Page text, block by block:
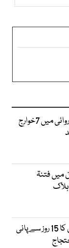
ہنگو؛ سیکیورٹی فورسز کی کارروائی میں 7خوارج
بلوچستان میں فتنۃ
کراچی: لائنز ایریا کے مکینوں کا 15 روز سے پانی